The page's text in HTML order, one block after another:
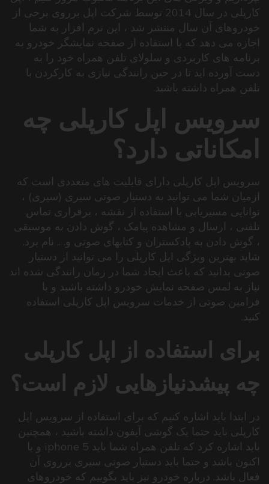
کارپلی در سال 2014 توسط شرکت اپل برروی برخی از
خودروهای آن سال منتشر شد ، این نرم افزار به شما
اجازه می دهد که با استفاده از صفحه نمایشگر خودرو به
برنامه های کاربردی و سلولای تلفن همراه خود را به
دست آورده اید تا در حین رانندگی نیازی به کارکردن با
تلفن همراه داشته باشید.
سرویس اپل کارپلی چه
امکاناتی دارد؟
سرویس اپل کارپلی دارای قابلیت های متعددی است که
ازمیان شما می توانید به دستیار صوتی سیری (سیری) ،
توانایی مسیریابی با استفاده از نقشه ، برقراری تماس
تلفنی ، ارسال و مشاهده پیامک ، گوش دادن به موسیقی
، گوش دادن به پادکستران و کتابهای صوتی و. .. نام برد.
شاید بهترین ویژگی اپل کارپلی را می توانید از دستیار
صوتی بدانید که باعث ایجاد شما در زمان رانندگی شده اند
نیاز به لمس صفحه نمایش خودرو داشته باشید و با
فرامین صوتی از خدمات سرویس اپل كارپلی استفاده
كنید.
برای استفاده از اپل کارپلی
چه پیشدنیازهایی لازم است؟
در ابتدا باید اشاره کنیم که برای استفاده از سرویس اپل
کارپلی باید حتما یک گوشی آیفون داشته باشید ، همچنین
باید اشاره کرد که تلفن همراه شما باید iphone 5 و یا
اکنون باشد و حتما باید دستیار صوتی سیری برروی آن
فعال باشد. درباره خودرو نیز باید بگوییم که خودروهای